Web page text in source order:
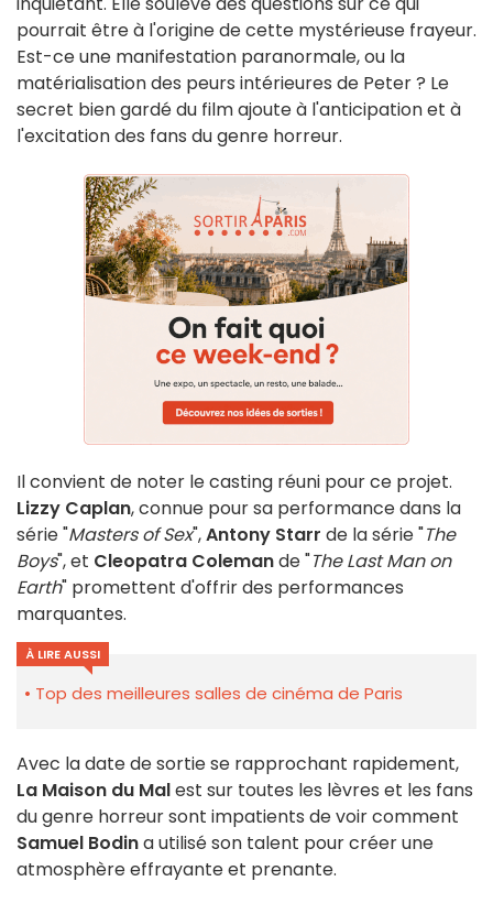
pourrait être à l'origine de cette mystérieuse frayeur.
Est-ce une manifestation paranormale, ou la
matérialisation des peurs intérieures de Peter ? Le
secret bien gardé du film ajoute à l'anticipation et à
l'excitation des fans du genre horreur.
Il convient de noter le casting réuni pour ce projet.
Lizzy Caplan, connue pour sa performance dans la
série "Masters of Sex",Antony Starr de la série "The
Boys", et Cleopatra Colemande "The Last Man on
Earth" promettent d'offrir des performances
marquantes.
À LIRE AUSSI
Top des meilleures salles de cinéma de Paris
Avec la date de sortie se rapprochant rapidement,
La Maison du Malest sur toutes les lèvres et les fans
du genre horreur sont impatients de voir comment
Samuel Bodina utilisé son talent pour créer une
atmosphère effrayante et prenante.